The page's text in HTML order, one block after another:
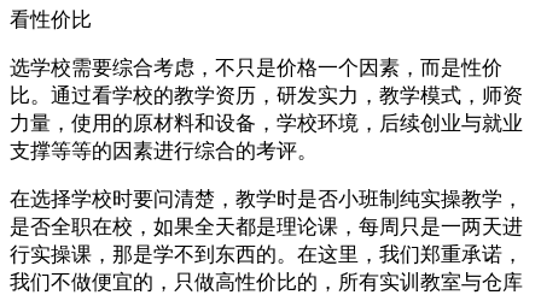
看性价比
选学校需要综合考虑，不只是价格一个因素，而是性价
比。通过看学校的教学资历，研发实力，教学模式，师资
力量，使用的原材料和设备，学校环境，后续创业与就业
支撑等等的因素进行综合的考评。
在选择学校时要问清楚，教学时是否小班制纯实操教学，
是否全职在校，如果全天都是理论课，每周只是一两天进
行实操课，那是学不到东西的。在这里，我们郑重承诺，
我们不做便宜的，只做高性价比的，所有实训教室与仓库